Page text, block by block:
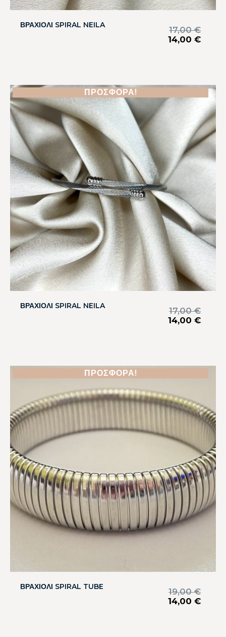
ΒΡΑΧΙΟΛΙ SPIRAL NEILA 17,00€
14,00 €
ΠΡΟΣΦΟΡΆ!
ΒΡΑΧΙΟΛΙ SPIRAL NEILA 17,00€
14,00 €
ΠΡΟΣΦΟΡΆ!
ΒΡΑΧΙΟΛΙ SPIRAL TUBE 19,00€
14,00 €